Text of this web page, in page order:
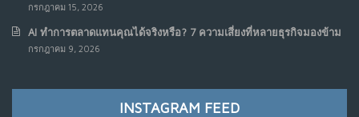
7
เมื่อรัฐบาลเริ่มคิดแบบแพลตฟอร์ม : AI กำลังเปลี่ยนรัฐ
ราชการไปตลอดกาล
NO COMMENTS
กรกฎาคม 15, 2026
AI ทำการตลาดแทนคุณได้จริงหรือ? 7 ความเสี่ยงที่หลายธุรกิจมองข้าม
กรกฎาคม 9, 2026
INSTAGRAM FEED